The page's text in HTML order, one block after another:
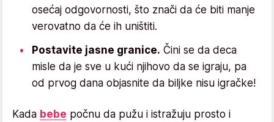
osećaj odgovornosti, što znači da će biti manje
verovatno da će ih uništiti.
Postavite jasne granice. Čini se da deca
misle da je sve u kući njihovo da se igraju, pa
od prvog dana objasnite da biljke nisu igračke!
Kada bebe počnu da pužu i istražuju prosto i